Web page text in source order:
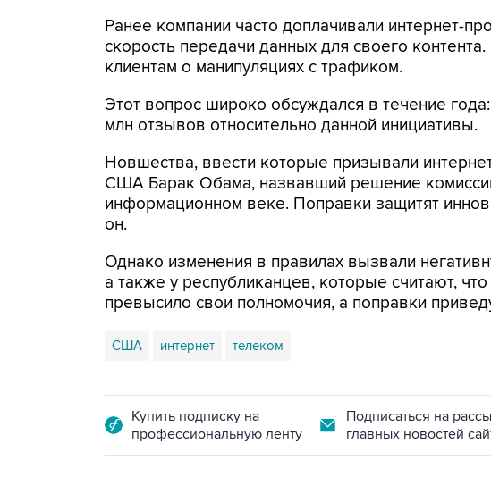
Ранее компании часто доплачивали интернет-
скорость передачи данных для своего
клиентам о манипуляциях с трафиком.
Этот вопрос широко обсуждался в течение
млн отзывов относительно данной инициативы.
Новшества, ввести которые призывали
США Барак Обама, назвавший решение
информационном веке. Поправки защитят
он.
Однако изменения в правилах вызвали
а также у республиканцев, которые считают,
превысило свои полномочия, а поправки
США интернет телеком
Купить подписку на
профессиональную ленту
Подписаться на
главных новостей